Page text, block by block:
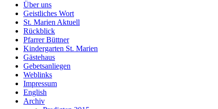
Über uns
Geistliches Wort
St. Marien Aktuell
Rückblick
Pfarrer Büttner
Kindergarten St. Marien
Gästehaus
Gebetsanliegen
Weblinks
Impressum
English
Archiv